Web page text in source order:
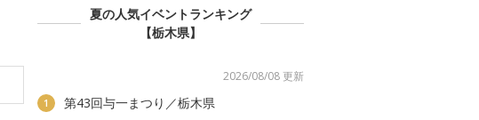
夏の人気イベントランキング
【栃木県】
2026/08/08 更新
1 第43回与一まつり／栃木県